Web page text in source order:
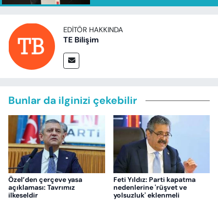
EDITÖR HAKKINDA
TE Bilişim
Bunlar da ilginizi çekebilir
Özel’den çerçeve yasa
açıklaması: Tavrımız
ilkeseldir
Feti Yıldız: Parti kapatma
nedenlerine 'rüşvet ve
yolsuzluk' eklenmeli